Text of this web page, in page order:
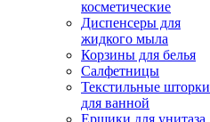
косметические
Диспенсеры для
жидкого мыла
Корзины для белья
Салфетницы
Текстильные шторки
для ванной
Ершики для унитаза